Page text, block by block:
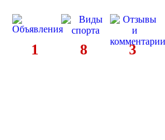
3
8
1